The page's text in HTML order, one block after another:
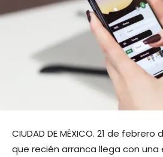
CIUDAD DE MÉXICO. 21 de febrero
que recién arranca llega con